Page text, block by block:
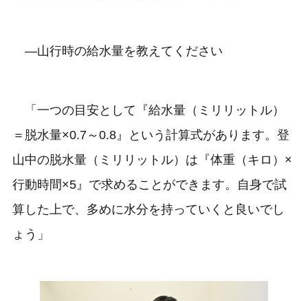
―山行時の給水量を教えてください
「一つの目安として『給水量（ミリリットル）
＝脱水量×0.7～0.8』という計算式があります。登
山中の脱水量（ミリリットル）は『体重（キロ）×
行動時間×5』で求めることができます。自身で試
算した上で、多めに水分を持っていくと良いでし
ょう」